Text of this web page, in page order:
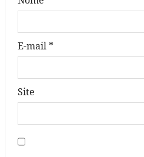
E-mail *
Site